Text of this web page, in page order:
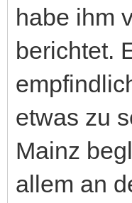
habe ihm
berichtet.
etwas zu
Mainz
allem an